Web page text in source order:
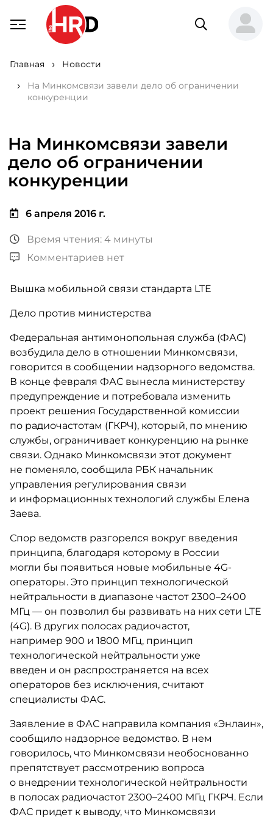
Главная
Новости
На Минкомсвязи завели дело об ограничении
конкуренции
На Минкомсвязи завели
дело об ограничении
конкуренции
6 апреля 2016 г.
Время чтения: 4 минуты
Комментариев нет
Вышка мобильной связи стандарта LTE
Дело против министерства
Федеральная антимонопольная служба (ФАС)
возбудила дело в отношении Минкомсвязи,
говорится в сообщении надзорного ведомства.
В конце февраля ФАС вынесла министерству
предупреждение и потребовала изменить
проект решения Государственной комиссии
по радиочастотам (ГКРЧ), который, по мнению
службы, ограничивает конкуренцию на рынке
связи. Однако Минкомсвязи этот документ
не поменяло, сообщила РБК начальник
управления регулирования связи
и информационных технологий службы Елена
Заева.
Спор ведомств разгорелся вокруг введения
принципа, благодаря которому в России
могли бы появиться новые мобильные 4G-
операторы. Это принцип технологической
нейтральности в диапазоне частот 2300–2400
МГц — он позволил бы развивать на них сети LTE
(4G). В других полосах радиочастот,
например 900 и 1800 МГц, принцип
технологической нейтральности уже
введен и он распространяется на всех
операторов без исключения, считают
специалисты ФАС.
Заявление в ФАС направила компания «Энлаин»,
сообщило надзорное ведомство. В нем
говорилось, что Минкомсвязи необоснованно
препятствует рассмотрению вопроса
о внедрении технологической нейтральности
в полосах радиочастот 2300–2400 МГц ГКРЧ. Если
ФАС придет к выводу, что Минкомсвязи